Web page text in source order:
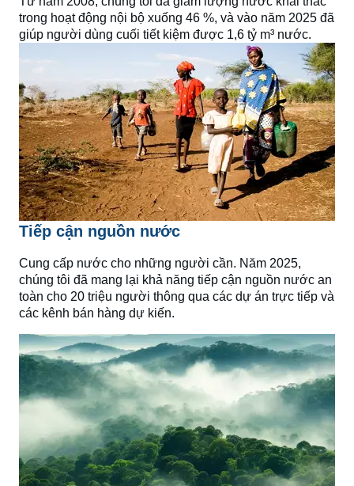
trong hoạt động nội bộ xuống 46 %, và vào năm 2025 đã
giúp người dùng cuối tiết kiệm được 1,6 tỷ m³ nước.
Tiếp cận nguồn nước
Cung cấp nước cho những người cần. Năm 2025,
chúng tôi đã mang lại khả năng tiếp cận nguồn nước an
toàn cho 20 triệu người thông qua các dự án trực tiếp và
các kênh bán hàng dự kiến.